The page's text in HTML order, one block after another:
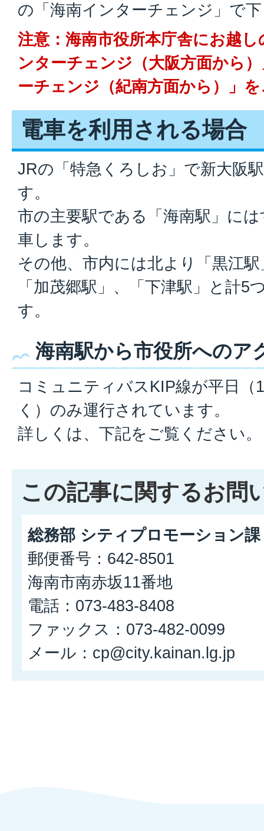
の「海南インターチェンジ」で
注意：海南市役所本庁舎にお越
ンターチェンジ（大阪方面から
ーチェンジ（紀南方面から）」
電車を利用される場合
JRの「特急くろしお」で新大阪
す。
市の主要駅である「海南駅」に
車します。
その他、市内には北より「黒江
「加茂郷駅」、「下津駅」と計5
す。
海南駅から市役所へのア
コミュニティバスKIP線が平日（
く）のみ運行されています。
詳しくは、下記をご覧ください。
この記事に関するお問
総務部 シティプロモーション課
郵便番号：642-8501
海南市南赤坂11番地
電話：073-483-8408
ファックス：073-482-0099
​​​​​​​メール：cp@city.kainan.lg.jp